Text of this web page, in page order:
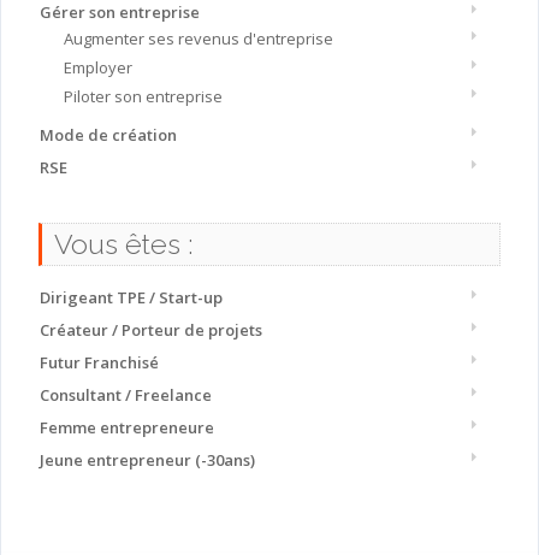
Gérer son entreprise
Augmenter ses revenus d'entreprise
Employer
Piloter son entreprise
Mode de création
RSE
Vous êtes :
Dirigeant TPE / Start-up
Créateur / Porteur de projets
Futur Franchisé
Consultant / Freelance
Femme entrepreneure
Jeune entrepreneur (-30ans)